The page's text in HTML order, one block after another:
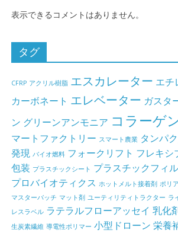
表示できるコメントはありません。
タグ
CFRP アクリル樹脂 エスカレーター エチ
カーボネート エレベーター ガスタ
ン グリーンアンモニア コラーゲ
マートファクトリー スマート農業 タンパ
発現 バイオ燃料 フォークリフト フレキシ
包装 プラスチックシート プラスチックフィ
プロバイオティクス ホットメルト接着剤 ポリ
マスターバッチ マット剤 ユーティリティトラクター ラ
レスラベル ラテラルフローアッセイ 乳化
生炭素繊維 導電性ポリマー 小型ドローン 栄養